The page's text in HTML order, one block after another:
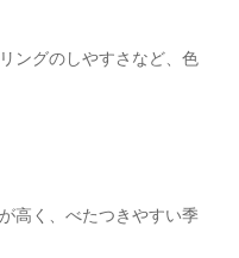
ングのしやすさなど、色
高く、べたつきやすい季